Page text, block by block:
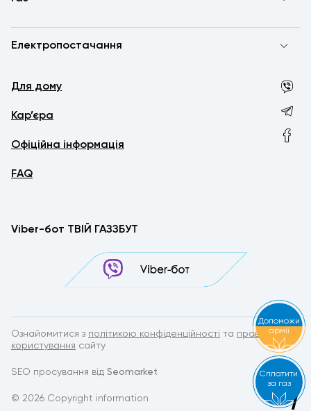
Електропостачання
Для дому
Кар’єра
Офіційна інформація
FAQ
Viber-бот ТВІЙ ГАЗЗБУТ
© 2026 Copyright information
Ознайомитися з політикою конфіденційності та правилами
користування сайту
SEO просування від Seomarket
by
Сплатити
за газ
Допоможи
армії